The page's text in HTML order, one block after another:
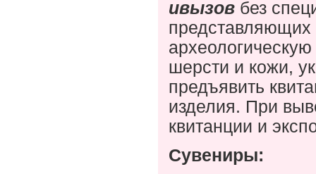
ивызов без
представляющих
шерсти и кожи,
предъявить
изделия. При
квитанции и
Сувениры: